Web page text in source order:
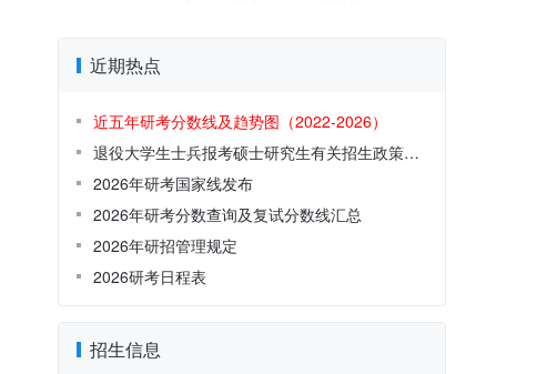
近期热点
近五年研考分数线及趋势图（2022-2026）
退役大学生士兵报考硕士研究生有关招生政策解读
2026年研考国家线发布
2026年研考分数查询及复试分数线汇总
2026年研招管理规定
2026研考日程表
招生信息